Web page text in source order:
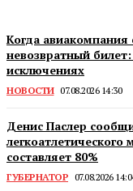
Когда авиакомпания
невозвратный
исключениях
НОВОСТИ 07.08.2026 14:30
Денис Паслер
составляет 80%
ГУБЕРНАТОР 07.08.2026